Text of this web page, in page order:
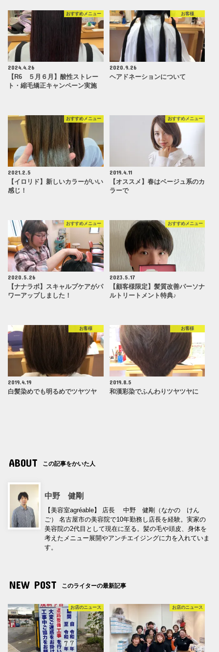
おすすめメニュー
2024.4.26
【R6 ５月６月】酸性ストレー
ト・縮毛矯正キャンペーン実施
お客様
2020.9.26
ヘアドネーションについて
おすすめメニュー
2021.2.5
【イロリド】新しいカラーがいい
感じ！
おすすめメニュー
2019.4.11
【オススメ】春はベージュ系のカ
ラーで
おすすめメニュー
2020.5.26
【ナナラボ】スキャルプケアがパ
ワーアップしました！
おすすめメニュー
2023.5.17
【顧客様限定】髪質改善パーソナ
ルトリートメント特典♪
お客様
2019.4.19
白髪染めでも明るめでツヤツヤ
お客様
2019.8.5
和漢彩染でふんわりツヤツヤに
ABOUT この記事をかいた人
中野 健剛
【美容室agréable】 店長 中野 健剛（なかの けん
ご） 名古屋市の美容院で10年勤務し店長を経験。実家の
美容院の2代目として現在に至る。髪の毛や頭皮、身体を
考えたメニュー展開やアンチエイジングに力を入れていま
す。
NEW POST このライターの最新記事
お店のニュース お店のニュース